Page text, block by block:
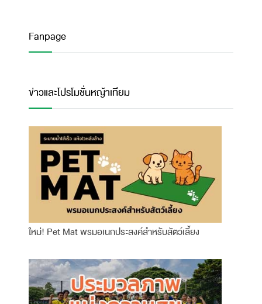
Fanpage
ข่าวและโปรโมชั่นหญ้าเทียม
ใหม่! Pet Mat พรมอเนกประสงค์สำหรับสัตว์เลี้ยง